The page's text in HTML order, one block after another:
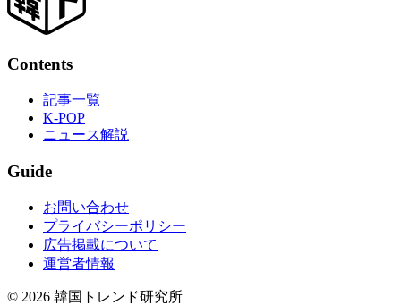
Contents
記事一覧
K-POP
ニュース解説
Guide
お問い合わせ
プライバシーポリシー
広告掲載について
運営者情報
© 2026 韓国トレンド研究所